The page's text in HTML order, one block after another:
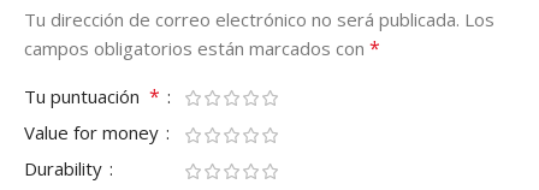
Tu dirección de correo electrónico no será publicada. Los
campos obligatorios están marcados con *
Tu puntuación *
Value for money
Durability